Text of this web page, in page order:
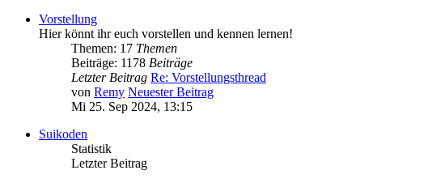
Vorstellung
Hier könnt ihr euch vorstellen und kennen lernen!
Themen: 17 Themen
Beiträge: 1178 Beiträge
Letzter Beitrag Re: Vorstellungsthread
von Remy Neuester Beitrag
Mi 25. Sep 2024, 13:15
Suikoden
Statistik
Letzter Beitrag